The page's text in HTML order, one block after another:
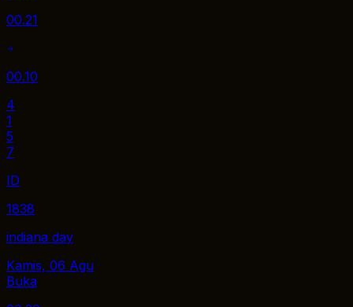
00.21
00.10
4
1
5
7
ID
1838
indiana day
Kamis, 06 Agu
Buka